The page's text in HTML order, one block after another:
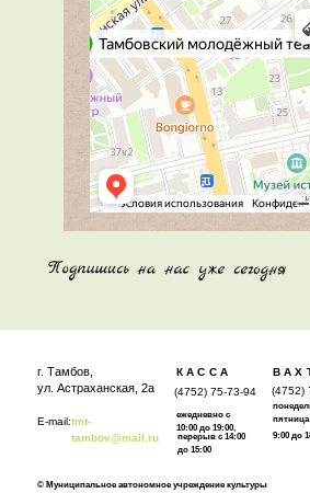
(4752) 75-73-94
(4752)
г. Тамбов,
ежедневно с
10:00 до 19:00,
пятница
9:00 до
перерыв с 14:00
до 15:00
© Муниципальное автономное учреждение культуры
ул. Астраханская, 2а
КАССА
E-mail:tmt-
tambov@mail.ru